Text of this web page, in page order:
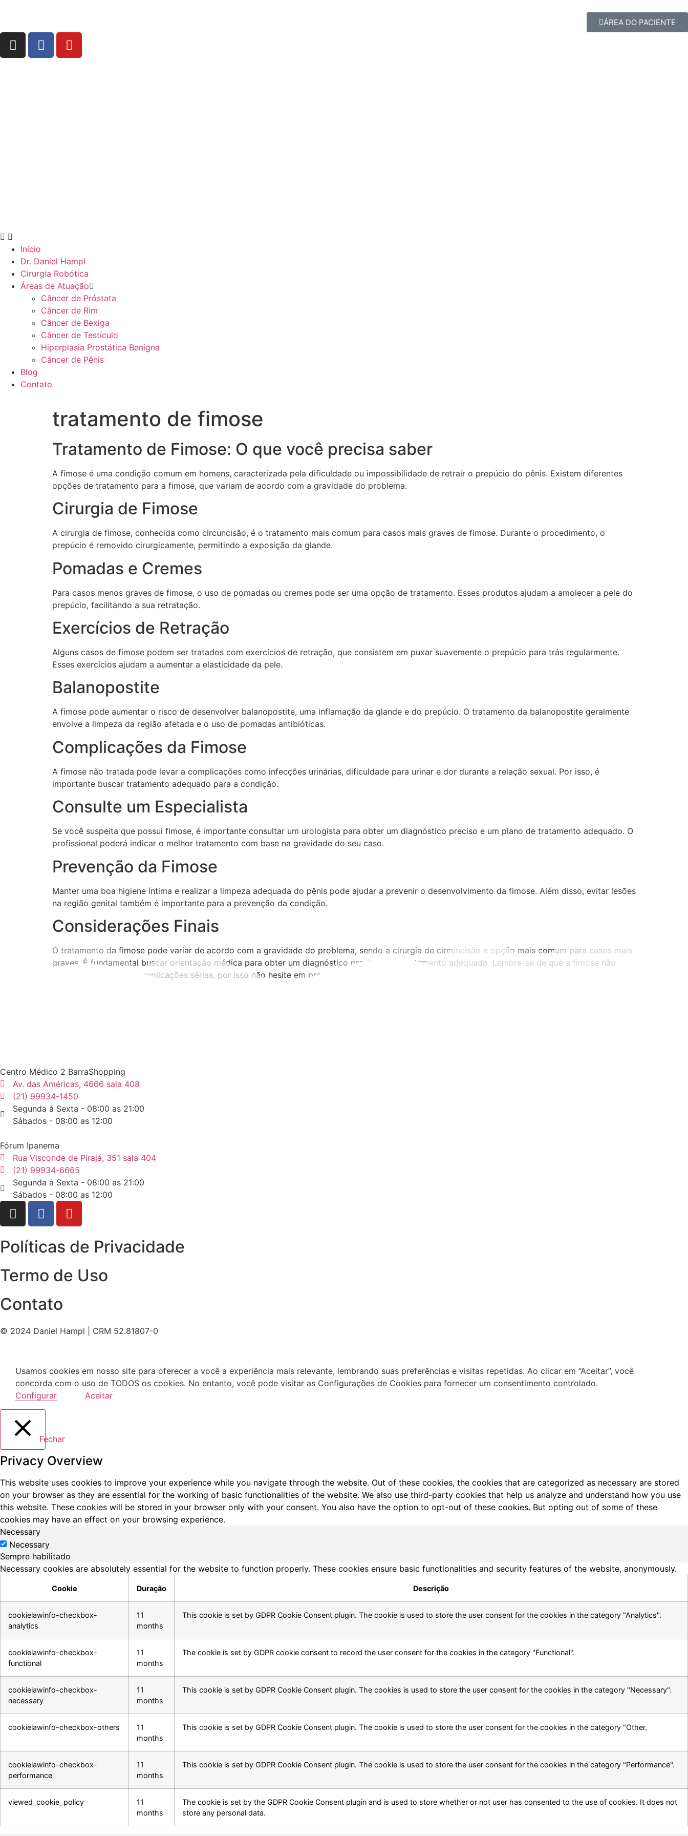
ÁREA DO PACIENTE
Início
Dr. Daniel Hampl
Cirurgia Robótica
Áreas de Atuação
Câncer de Próstata
Câncer de Rim
Câncer de Bexiga
Câncer de Testículo
Hiperplasia Prostática Benigna
Câncer de Pênis
Blog
Contato
tratamento de fimose
Tratamento de Fimose: O que você precisa saber
A fimose é uma condição comum em homens, caracterizada pela dificuldade ou impossibilidade de retrair o prepúcio do pênis. Existem diferentes
opções de tratamento para a fimose, que variam de acordo com a gravidade do problema.
Cirurgia de Fimose
A cirurgia de fimose, conhecida como circuncisão, é o tratamento mais comum para casos mais graves de fimose. Durante o procedimento, o
prepúcio é removido cirurgicamente, permitindo a exposição da glande.
Pomadas e Cremes
Para casos menos graves de fimose, o uso de pomadas ou cremes pode ser uma opção de tratamento. Esses produtos ajudam a amolecer a pele do
prepúcio, facilitando a sua retratação.
Exercícios de Retração
Alguns casos de fimose podem ser tratados com exercícios de retração, que consistem em puxar suavemente o prepúcio para trás regularmente.
Esses exercícios ajudam a aumentar a elasticidade da pele.
Balanopostite
A fimose pode aumentar o risco de desenvolver balanopostite, uma inflamação da glande e do prepúcio. O tratamento da balanopostite geralmente
envolve a limpeza da região afetada e o uso de pomadas antibióticas.
Complicações da Fimose
A fimose não tratada pode levar a complicações como infecções urinárias, dificuldade para urinar e dor durante a relação sexual. Por isso, é
importante buscar tratamento adequado para a condição.
Consulte um Especialista
Se você suspeita que possui fimose, é importante consultar um urologista para obter um diagnóstico preciso e um plano de tratamento adequado. O
profissional poderá indicar o melhor tratamento com base na gravidade do seu caso.
Prevenção da Fimose
Manter uma boa higiene íntima e realizar a limpeza adequada do pênis pode ajudar a prevenir o desenvolvimento da fimose. Além disso, evitar lesões
na região genital também é importante para a prevenção da condição.
Considerações Finais
O tratamento da fimose pode variar de acordo com a gravidade do problema, sendo a cirurgia de circuncisão a opção mais comum para casos mais
graves. É fundamental buscar orientação médica para obter um diagnóstico preciso e um tratamento adequado. Lembre-se de que a fimose não
tratada pode levar a complicações sérias, por isso não hesite em procurar ajuda profissional.
Centro Médico 2 BarraShopping
Av. das Américas, 4666 sala 408
(21) 99934-1450
Segunda à Sexta - 08:00 as 21:00
Sábados - 08:00 as 12:00
Fórum Ipanema
Rua Visconde de Pirajá, 351 sala 404
(21) 99934-6665
Segunda à Sexta - 08:00 as 21:00
Sábados - 08:00 as 12:00
Políticas de Privacidade
Termo de Uso
Contato
© 2024 Daniel Hampl | CRM 52.81807-0
Usamos cookies em nosso site para oferecer a você a experiência mais relevante, lembrando suas preferências e visitas repetidas. Ao clicar em “Aceitar”, você
concorda com o uso de TODOS os cookies. No entanto, você pode visitar as Configurações de Cookies para fornecer um consentimento controlado.
Configurar
Aceitar
Fechar
Privacy Overview
This website uses cookies to improve your experience while you navigate through the website. Out of these cookies, the cookies that are categorized as necessary are stored
on your browser as they are essential for the working of basic functionalities of the website. We also use third-party cookies that help us analyze and understand how you use
this website. These cookies will be stored in your browser only with your consent. You also have the option to opt-out of these cookies. But opting out of some of these
cookies may have an effect on your browsing experience.
Necessary
Necessary
Sempre habilitado
Necessary cookies are absolutely essential for the website to function properly. These cookies ensure basic functionalities and security features of the website, anonymously.
Cookie Duração Descrição
cookielawinfo-checkbox-
analytics
11
months
This cookie is set by GDPR Cookie Consent plugin. The cookie is used to store the user consent for the cookies in the category "Analytics".
cookielawinfo-checkbox-
functional
11
months
The cookie is set by GDPR cookie consent to record the user consent for the cookies in the category "Functional".
cookielawinfo-checkbox-
necessary
11
months
This cookie is set by GDPR Cookie Consent plugin. The cookies is used to store the user consent for the cookies in the category "Necessary".
cookielawinfo-checkbox-others
11
months
This cookie is set by GDPR Cookie Consent plugin. The cookie is used to store the user consent for the cookies in the category "Other.
cookielawinfo-checkbox-
performance
11
months
This cookie is set by GDPR Cookie Consent plugin. The cookie is used to store the user consent for the cookies in the category "Performance".
viewed_cookie_policy
11
months
The cookie is set by the GDPR Cookie Consent plugin and is used to store whether or not user has consented to the use of cookies. It does not
store any personal data.